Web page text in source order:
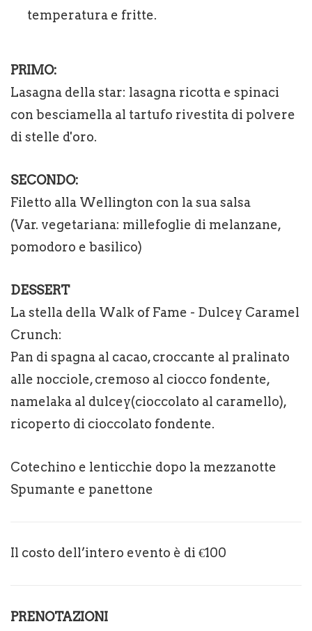
temperatura e fritte.
PRIMO:
Lasagna della star: lasagna ricotta e spinaci
con besciamella al tartufo rivestita di polvere
di stelle d'oro.
SECONDO:
Filetto alla Wellington con la sua salsa
(Var. vegetariana: millefoglie di melanzane,
pomodoro e basilico)
DESSERT
La stella della Walk of Fame - Dulcey Caramel
Crunch:
Pan di spagna al cacao, croccante al pralinato
alle nocciole, cremoso al ciocco fondente,
namelaka al dulcey(cioccolato al caramello),
ricoperto di cioccolato fondente.
Cotechino e lenticchie dopo la mezzanotte
Spumante e panettone
Il costo dell’intero evento è di €100
PRENOTAZIONI